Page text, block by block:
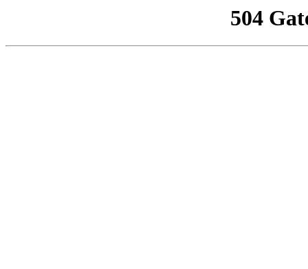
504